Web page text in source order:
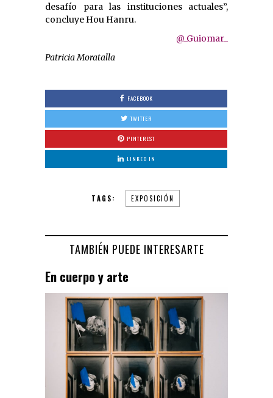
desafío para las instituciones actuales”,
concluye Hou Hanru.
@_Guiomar_
Patricia Moratalla
FACEBOOK
TWITTER
PINTEREST
LINKED IN
TAGS: EXPOSICIÓN
TAMBIÉN PUEDE INTERESARTE
En cuerpo y arte